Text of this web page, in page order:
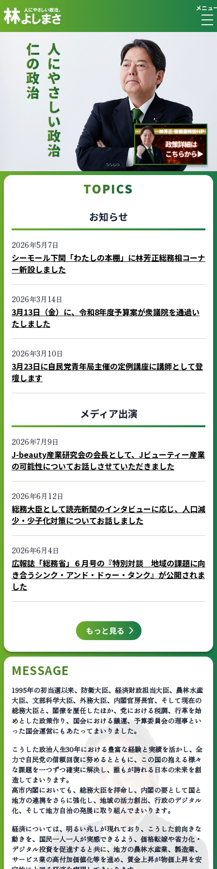
メニュ
TOPICS
お知らせ
2026年5月7日
シーモール下関「わたしの本棚」に林芳正総務相コーナ
ー新設しました
2026年3月14日
3月13日（金）に、令和8年度予算案が衆議院を通過い
たしました
2026年3月10日
3月23日に自民党青年局主催の定例講座に講師として登
壇します
メディア出演
2026年7月9日
J-beauty産業研究会の会長として、Jビューティー産業
の可能性についてお話しさせていただきました
2026年6月12日
総務大臣として読売新聞のインタビューに応じ、人口減
少・少子化対策についてお話しました
2026年6月4日
広報誌「総務省」６月号の『特別対談 地域の課題に向
き合うシンク・アンド・ドゥー・タンク』が公開されま
した
もっと見る
MESSAGE
1995年の初当選以来、防衛大臣、経済財政担当大臣、農林水産
大臣、文部科学大臣、外務大臣、内閣官房長官、そして現在の
総務大臣と、閣僚を歴任したほか、党における税調、行革を始
めとした政策作り、国会における議運、予算委員会の理事とい
った国会運営にもあたってまいりました。
こうした政治人生30年における豊富な経験と実績を活かし、全
力で自民党の信頼回復に努めるとともに、この国の抱える様々
な課題を一つずつ確実に解決し、誰もが誇れる日本の未来を創
造してまいります。
高市内閣においても、総務大臣を拝命し、内閣の要として国と
地方の連携をさらに強化し、地域の活力創出、行政のデジタル
化、そして地方自治の発展に取り組んでまいります。
経済については、明るい兆しが現れており、こうした前向きな
動きを、国民一人一人が実感できるよう、価格転嫁や省力化・
デジタル投資を促進すると共に、地方の農林水産業、製造業、
サービス業の高付加価値化等を進め、賃金上昇が物価上昇を安